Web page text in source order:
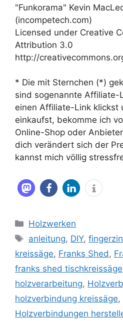
"Funkorama" Kevin
(incompetech.com)
Licensed under Creative
Attribution 3.0
http://
* Die mit Sternchen (*)
sind sogenannte Affiliate-
einen Affiliate-Link klickst
einkaufst, bekomme ich
Online-Shop oder
dich verändert sich der
kannst mich völlig
Kategorien
Holzwerken
Schlagwörter
anleitung, DIY,
kreissäge, Franks Shed ,
franks shed tischkreissäge
holzverarbeitung,
holzverbindung kreissäge,
Holzverbindungen